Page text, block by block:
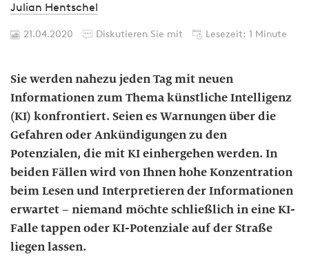
Julian Hentschel
21.04.2020 Diskutieren Sie mit Lesezeit: 1 Minute
Sie werden nahezu jeden Tag mit neuen
Informationen zum Thema künstliche Intelligenz
(KI) konfrontiert. Seien es Warnungen über die
Gefahren oder Ankündigungen zu den
Potenzialen, die mit KI einhergehen werden. In
beiden Fällen wird von Ihnen hohe Konzentration
beim Lesen und Interpretieren der Informationen
erwartet – niemand möchte schließlich in eine KI-
Falle tappen oder KI-Potenziale auf der Straße
liegen lassen.